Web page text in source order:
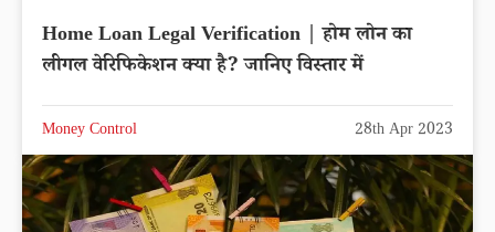
Home Loan Legal Verification | होम लोन का
लीगल वेरिफिकेशन क्या है? जानिए विस्तार में
Money Control 28th Apr 2023